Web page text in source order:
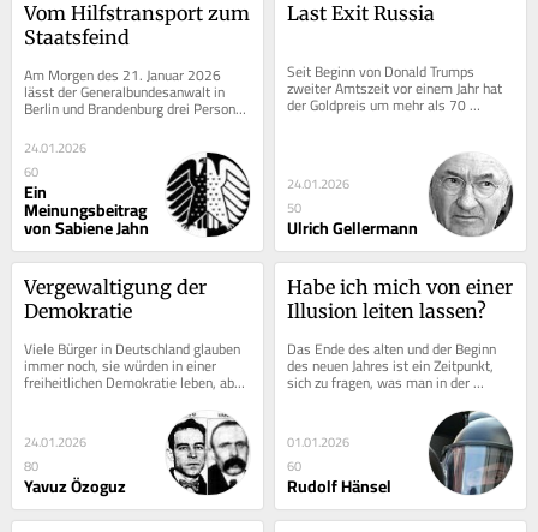
Vom Hilfstransport zum
Staatsfeind
Am Morgen des 21. Januar 2026
lässt der Generalbundesanwalt in
Berlin und Brandenburg drei Personen
festnehmen. Einer deutsch-
ukrainischen...
24.01.2026
60
Ein
Meinungsbeitrag
von Sabiene Jahn
Last Exit Russia
Seit Beginn von Donald Trumps
zweiter Amtszeit vor einem Jahr hat
der Goldpreis um mehr als 70
Prozent zugelegt. Der kapitalistische
24.01.2026
50
Ulrich Gellermann
Vergewaltigung der
Demokratie
Viele Bürger in Deutschland glauben
immer noch, sie würden in einer
freiheitlichen Demokratie leben, aber
das ist nachweislich nicht der Fall.
24.01.2026
80
Yavuz Özoguz
Habe ich mich von einer
Illusion leiten lassen?
Das Ende des alten und der Beginn
des neuen Jahres ist ein Zeitpunkt,
sich zu fragen, was man in der
Vergangenheit richtig oder falsch
01.01.2026
60
Rudolf Hänsel